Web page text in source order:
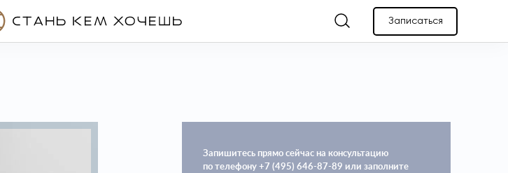
Записаться
Запишитесь прямо сейчас на консультацию
по телефону +7 (495) 646-87-89 или заполните